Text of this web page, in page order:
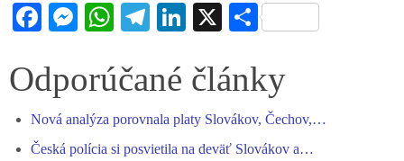
Fa
bo
ok
M
se
er
W
ts
pp
Te
gr
m
Li
ed
X S
re
Odporúčané články
Nová analýza porovnala platy Slovákov, Čechov,…
Česká polícia si posvietila na deväť Slovákov a…